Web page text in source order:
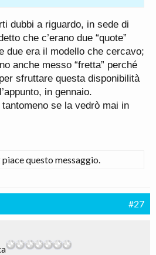
dubbi a riguardo, in sede di
che c’erano due “quote”
due era il modello che cercavo;
anche messo “fretta” perché
sfruttare questa disponibilità
in gennaio.
se la vedrò mai in
piace questo messaggio.
#27